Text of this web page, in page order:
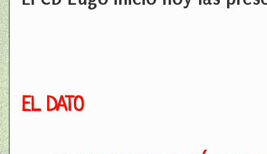
EL DATO